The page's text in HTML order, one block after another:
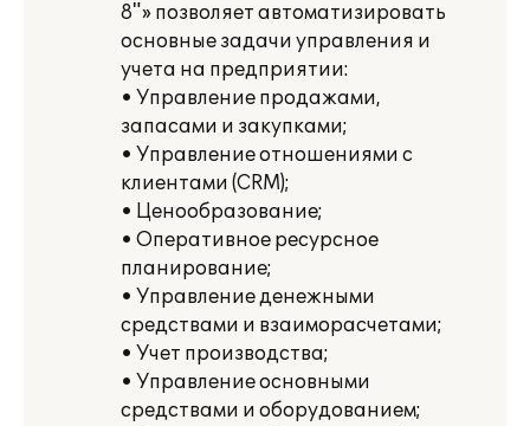
8"» позволяет автоматизировать
основные задачи управления и
учета на предприятии:
• Управление продажами,
запасами и закупками;
• Управление отношениями с
клиентами (CRM);
• Ценообразование;
• Оперативное ресурсное
планирование;
• Управление денежными
средствами и взаиморасчетами;
• Учет производства;
• Управление основными
средствами и оборудованием;